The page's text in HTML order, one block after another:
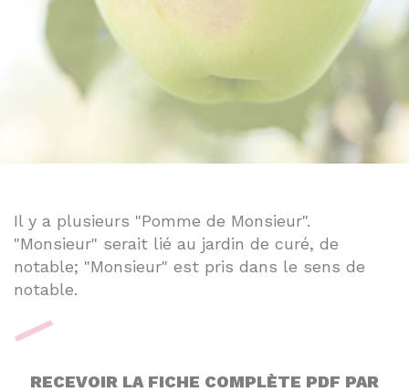
Il y a plusieurs "Pomme de Monsieur".
"Monsieur" serait lié au jardin de curé, de
notable; "Monsieur" est pris dans le sens de
notable.
RECEVOIR LA FICHE COMPLÈTE PDF PAR